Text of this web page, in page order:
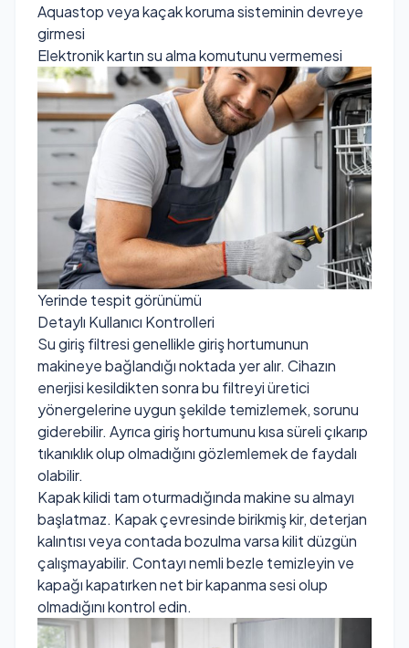
Aquastop veya kaçak koruma sisteminin devreye
girmesi
Elektronik kartın su alma komutunu vermemesi
Yerinde tespit görünümü
Detaylı Kullanıcı Kontrolleri
Su giriş filtresi genellikle giriş hortumunun
makineye bağlandığı noktada yer alır. Cihazın
enerjisi kesildikten sonra bu filtreyi üretici
yönergelerine uygun şekilde temizlemek, sorunu
giderebilir. Ayrıca giriş hortumunu kısa süreli çıkarıp
tıkanıklık olup olmadığını gözlemlemek de faydalı
olabilir.
Kapak kilidi tam oturmadığında makine su almayı
başlatmaz. Kapak çevresinde birikmiş kir, deterjan
kalıntısı veya contada bozulma varsa kilit düzgün
çalışmayabilir. Contayı nemli bezle temizleyin ve
kapağı kapatırken net bir kapanma sesi olup
olmadığını kontrol edin.